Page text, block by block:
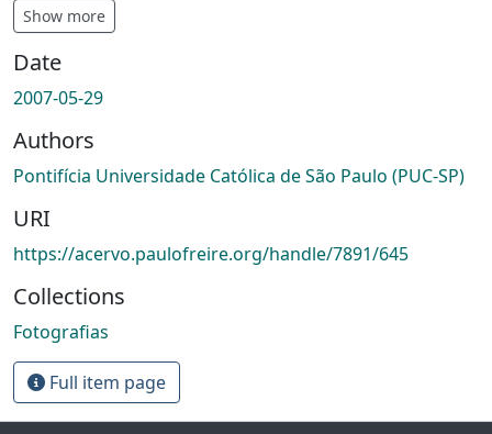
Show more
Date
2007-05-29
Authors
Pontifícia Universidade Católica de São Paulo (PUC-SP)
URI
https://acervo.paulofreire.org/handle/7891/645
Collections
Fotografias
Full item page